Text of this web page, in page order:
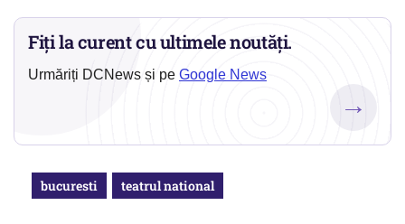
Fiți la curent cu ultimele noutăți.
Urmăriți DCNews și pe Google News
→
bucuresti teatrul national